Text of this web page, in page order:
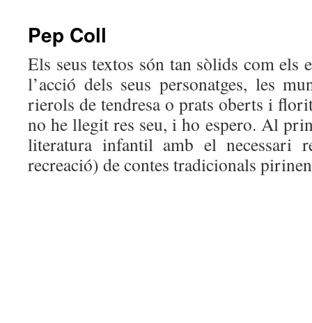
Pep Coll
Els seus textos són tan sòlids com els
l’acció dels seus personatges, les
rierols de tendresa o prats oberts i
no he llegit res seu, i ho espero. Al
literatura infantil amb el necessari
recreació) de contes tradicionals